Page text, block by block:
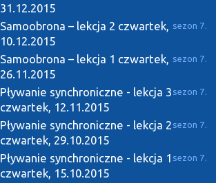
31.12.2015
Samoobrona – lekcja 2 sezon 7.
czwartek,
10.12.2015
Samoobrona – lekcja 1 sezon 7.
czwartek,
26.11.2015
Pływanie synchroniczne - lekcja 3 sezon 7.
czwartek, 12.11.2015
Pływanie synchroniczne - lekcja 2 sezon 7.
czwartek, 29.10.2015
Pływanie synchroniczne - lekcja 1 sezon 7.
czwartek, 15.10.2015